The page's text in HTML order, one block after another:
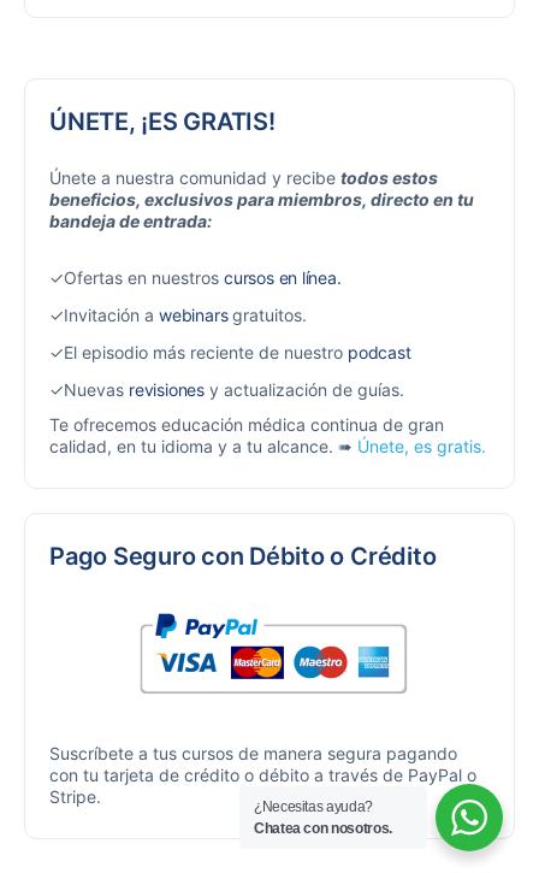
ÚNETE, ¡ES GRATIS!
Únete a nuestra comunidad y recibe todos estos
beneficios, exclusivos para miembros, directo en tu
bandeja de entrada:
✓Ofertas en nuestros cursos en línea.
✓Invitación a webinarsgratuitos.
✓El episodio más reciente de nuestro podcast
✓Nuevas revisionesy actualización de guías.
Te ofrecemos educación médica continua de gran
calidad, en tu idioma y a tu alcance. ➠ Únete, es gratis.
Pago Seguro con Débito o Crédito
Suscríbete a tus cursos de manera segura pagando
con tu tarjeta de crédito o débito a través de PayPal o
Stripe.
¿Necesitas ayuda?
Chatea con nosotros.